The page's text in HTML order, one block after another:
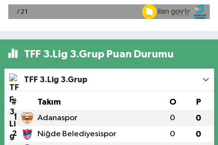
TFF 3.Lig 3.Grup Puan Durumu
TFF 3.Lig 3.Grup
# Takım O P
1 Adanaspor 0 0
2 Niğde Belediyesispor 0 0